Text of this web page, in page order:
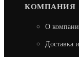
КОМПАНИЯ
О
Доставка